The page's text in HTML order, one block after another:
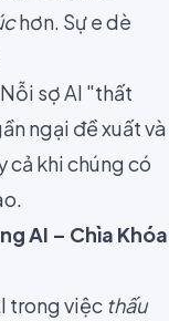
hơn. Sự e dè
Nỗi sợ AI "thất
ngại đề xuất và
cả khi chúng có
AI – Chìa Khóa
trong việc thấu